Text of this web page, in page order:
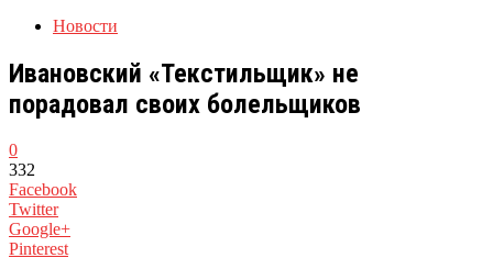
Новости
Ивановский «Текстильщик» не
порадовал своих болельщиков
0
332
Facebook
Twitter
Google+
Pinterest